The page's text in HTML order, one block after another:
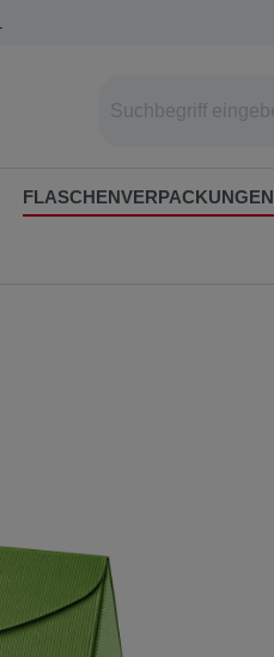
FLASCHENVERPACKUNGEN